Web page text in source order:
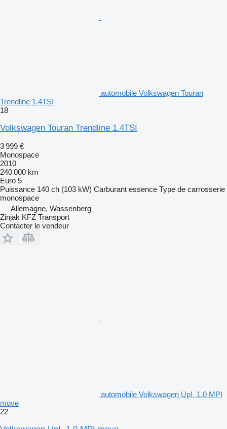
automobile Volkswagen Touran
Trendline 1.4TSI
18
Volkswagen Touran Trendline 1.4TSI
3 999 €
Monospace
2010
240 000 km
Euro 5
Puissance 140 ch (103 kW) Carburant essence Type de carrosserie
monospace
Allemagne, Wassenberg
Zinjak KFZ Transport
Contacter le vendeur
automobile Volkswagen Up!, 1.0 MPI
move
22